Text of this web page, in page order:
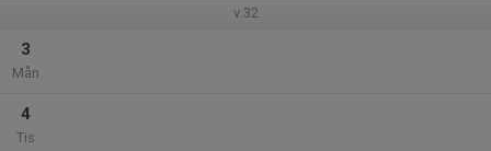
v.32
3
Mån
4
Tis